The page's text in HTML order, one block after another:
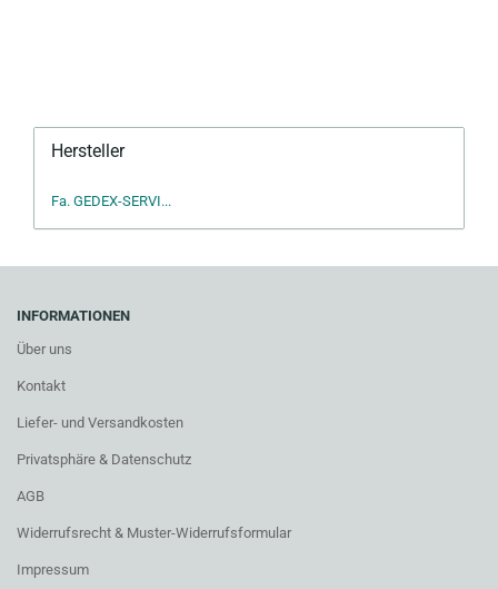
Hersteller
Fa. GEDEX-SERVI...
INFORMATIONEN
Über uns
Kontakt
Liefer- und Versandkosten
Privatsphäre & Datenschutz
AGB
Widerrufsrecht & Muster-Widerrufsformular
Impressum